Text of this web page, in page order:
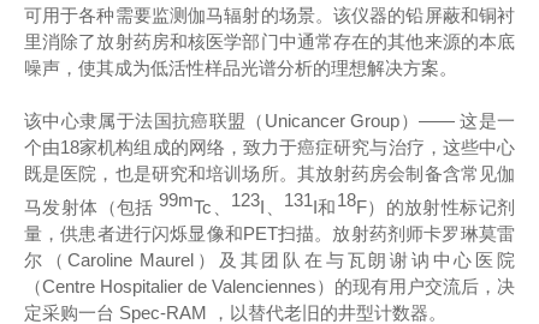
可用于各种需要监测伽马辐射的场景。该仪器的铅屏蔽和铜衬
里消除了放射药房和核医学部门中通常存在的其他来源的本底
噪声，使其成为低活性样品光谱分析的理想解决方案。
该中心隶属于法国抗癌联盟（Unicancer Group）—— 这是一
个由18家机构组成的网络，致力于癌症研究与治疗，这些中心
既是医院，也是研究和培训场所。其放射药房会制备含常见伽
马发射体（包括 99mTc、 123I、 131I和18F）的放射性标记剂
量，供患者进行闪烁显像和PET扫描。放射药剂师卡罗琳莫雷
尔（Caroline Maurel）及其团队在与瓦朗谢讷中心医院
（Centre Hospitalier de Valenciennes）的现有用户交流后，决
定采购一台 Spec-RAM ，以替代老旧的井型计数器。